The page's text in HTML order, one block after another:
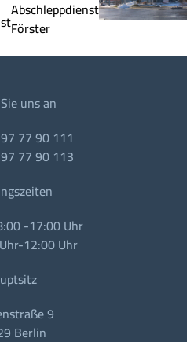
uns an
77 90 111
77 90 113
-17:00 Uhr
12:00 Uhr
9
Berlin